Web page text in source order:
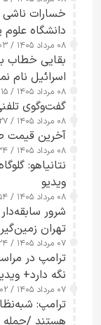
خسارات ناشی
دانشگاه علوم
۰۸ مرداد ۱۴۰۵ / ۱۹:۰۳
بقایی خطاب
اسرائیل نام
۰۸ مرداد ۱۴۰۵ / ۱۸:۱۵
گفت‌وگوی
۰۸ مرداد ۱۴۰۵ / ۱۳:۲۷
آخرین قیمت طلا،
۰۸ مرداد ۱۴۰۵ / ۱۱:۳۴
نتانیاهو:
ویدیو
۰۸ مرداد ۱۴۰۵ / ۱۰:۵۴
شرور
تهران
۰۷ مرداد ۱۴۰۵ / ۱۷:۲۴
ترامپ در
نگه دارد+
۰۷ مرداد ۱۴۰۵ / ۱۷:۰۲
ترامپ:
هستند /حمله